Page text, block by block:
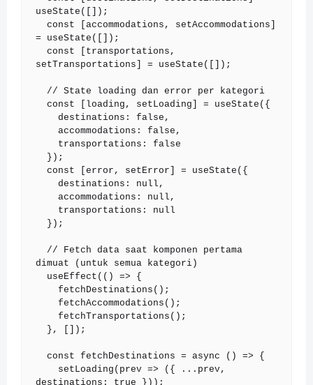
useState([]);
= useState([]);
setTransportations] = useState([]);
dimuat (untuk semua kategori)
destinations: true }));